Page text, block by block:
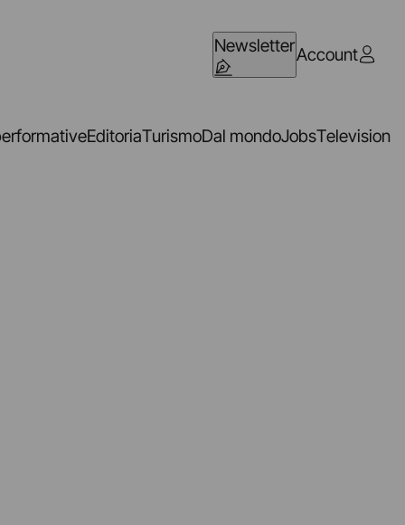
NewsletterAccount
EditoriaTurismoDal mondoJobsTelevision